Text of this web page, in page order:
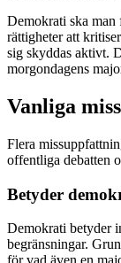
Demokrati ska man
rättigheter att
sig skyddas aktivt.
morgondagens
Vanliga
Flera
offentliga debatten
Betyder
Demokrati betyder
begränsningar.